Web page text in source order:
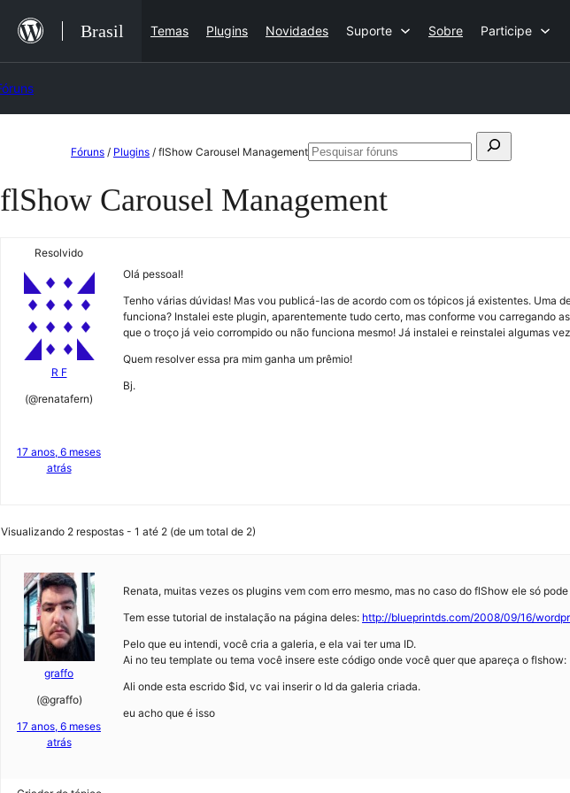
para
o
conteúdo
Brasil Temas Plugins Novidades Suporte Sobre Participe
o
Fóruns / Plugins / flShow Carousel ManagementPesquisar
Pesquisar
flShow Carousel Management
Resolvido
R F
(@renatafern)
17 anos, 6 meses
atrás
Olá pessoal!
Tenho várias dúvidas! Mas vou publicá-las de acordo com os tópicos já existentes. Uma
funciona? Instalei este plugin, aparentemente tudo certo, mas conforme vou carregando
que o troço já veio corrompido ou não funciona mesmo! Já instalei e reinstalei algumas
Quem resolver essa pra mim ganha um prêmio!
Bj.
Visualizando 2 respostas - 1 até 2 (de um total de 2)
graffo
(@graffo)
17 anos, 6 meses
atrás
Renata, muitas vezes os plugins vem com erro mesmo, mas no caso do flShow ele só
Tem esse tutorial de instalação na página deles: http://blueprintds.com/2008/09/16/
Pelo que eu intendi, você cria a galeria, e ela vai ter uma ID.
Ai no teu template ou tema você insere este código onde você quer que apareça o
Ali onde esta escrido $id, vc vai inserir o Id da galeria criada.
eu acho que é isso